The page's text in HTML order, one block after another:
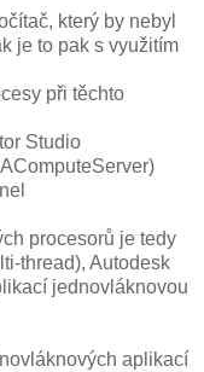
který by nebyl
je to pak s využitím
při těchto
Studio
procesorů je tedy
thread), Autodesk
jednovláknovou
aplikací